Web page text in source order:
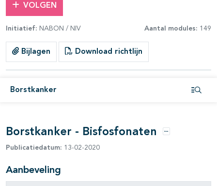
VOLGEN
Initiatief: NABON / NIV Aantal modules: 149
Bijlagen Download richtlijn
Borstkanker
open- en dichtklappen
open- en dichtklappen
open- en dichtklappen
open- en dichtklappen
open- en dichtklappen
open- en dichtklappen
open- en dichtklappen
Borstkanker - Bisfosfonaten Opties
Publicatiedatum: 13-02-2020
Aanbeveling